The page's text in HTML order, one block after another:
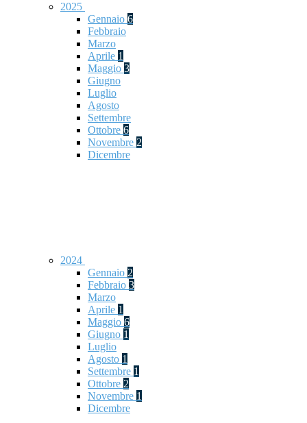
2025
Gennaio 6
Febbraio
Marzo
Aprile 1
Maggio 3
Giugno
Luglio
Agosto
Settembre
Ottobre 6
Novembre 2
Dicembre
2024
Gennaio 2
Febbraio 3
Marzo
Aprile 1
Maggio 6
Giugno 1
Luglio
Agosto 1
Settembre 1
Ottobre 2
Novembre 1
Dicembre